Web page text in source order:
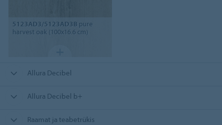
5123AD3/5123AD3B pure
harvest oak (100x16.6 cm)
Allura Decibel
Allura Decibel b+
Raamat ja teabetrükis